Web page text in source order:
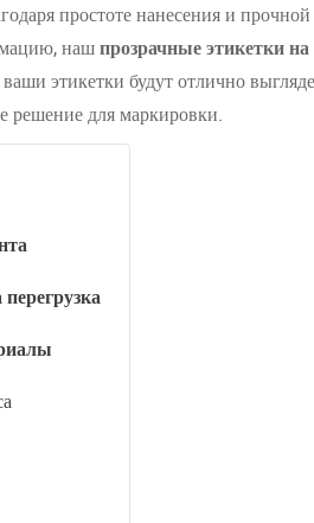
простоте нанесения и
нашпрозрачные этикетки
ваши этикетки будут отлично
решение для маркировки.
лента